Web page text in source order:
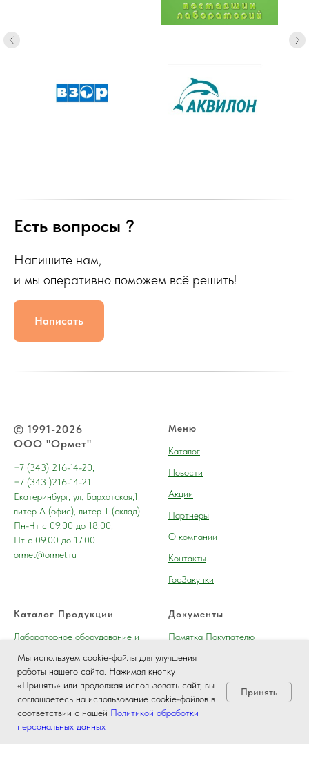
Есть вопросы ?
Напишите нам,
и мы оперативно поможем всё решить!
Написать
Мы используем cookie-файлы для улучшения
работы нашего сайта. Нажимая кнопку
«Принять» или продолжая использовать сайт, вы
соглашаетесь на использование cookie-файлов в
соответствии с нашей Политикой обработки
персональных данных
Принять
© 1991-2026
ООО "Ормет"
+7 (343) 216-14-20,
+7 (343 )216-14-21
Екатеринбург, ул. Бархотская,1,
литер А (офис), литер Т (склад)
Пн-Чт с 09.00 до 18.00,
Пт с 09.00 до 17.00
ormet@ormet.ru
Меню
Каталог
Новости
Акции
Партнеры
О компании
Контакты
ГосЗакупки
Каталог Продукции
Лабораторное оборудование и
Химические реактивы (осч, хч,
чда)
Химическая посуда, изделия из
Документы
Памятка Покупателю
Политика обработки
персональных данных
Способы оплаты
Согласие на обработку